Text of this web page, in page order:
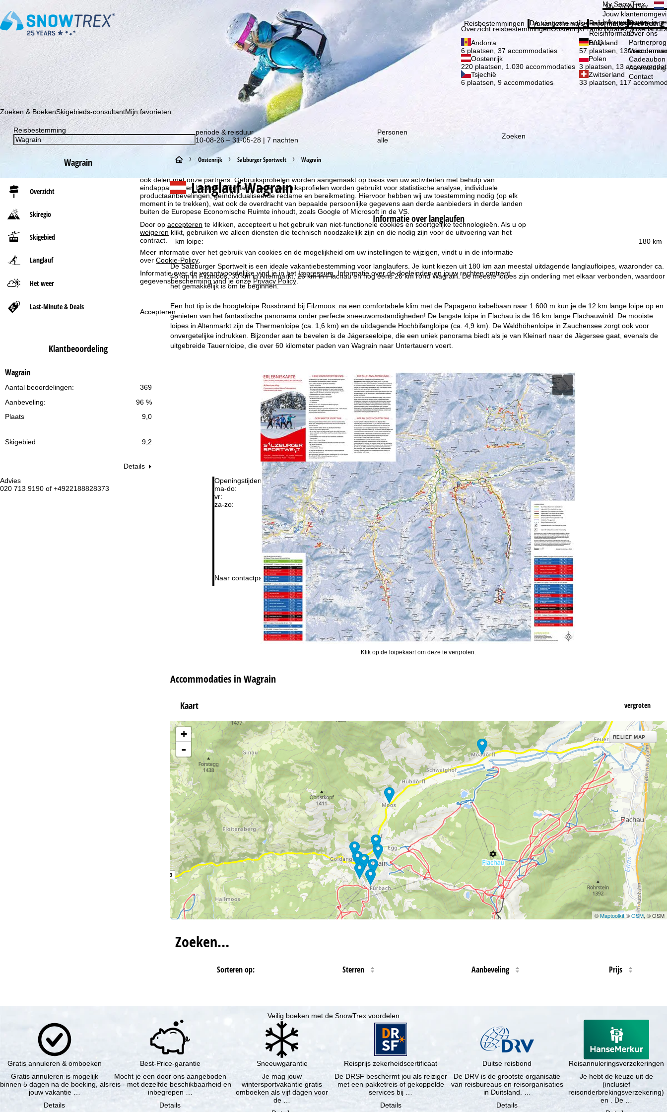
Cookie-informatie
ook delen met onze partners. Gebruiksprofielen worden aangemaakt op basis van uw activiteiten met behulp van
eindapparaat- en browserinformatie. Deze gebruiksprofielen worden gebruikt voor statistische analyse, individuele
productaanbevelingen, geïndividualiseerde reclame en bereikmeting. Hiervoor hebben wij uw toestemming nodig (op elk
moment in te trekken), wat ook de overdracht van bepaalde persoonlijke gegevens aan derde aanbieders in derde landen
buiten de Europese Economische Ruimte inhoudt, zoals Google of Microsoft in de VS.
Door op accepteren te klikken, accepteert u het gebruik van niet-functionele cookies en soortgelijke technologieën. Als u op
weigeren klikt, gebruiken we alleen diensten die technisch noodzakelijk zijn en die nodig zijn voor de uitvoering van het
contract.
Meer informatie over het gebruik van cookies en de mogelijkheid om uw instellingen te wijzigen, vindt u in de informatie
over Cookie-Policy.
Informatie over de verantwoordelijke vind je in hetImpressum. Informatie over de doeleinden en jouw rechten omtrent
gegevensbescherming vind je onze Privacy Policy.
Accepteren
Advies
020 713 9190 of +4922188828373
Openingstijden
ma-do:
09:00-17:00
vr:
09:00-14:00
za-zo:
gesloten
Naar contactpagina
Advies
Schrijf je in voor onze nieuwsbrief en wees als eerste op de hoogte van onze kortingsacties!
My SnowTrex
My SnowTrex
Jouw
informatie over je
Reisbestemmingen
Overzicht reisbestemmingenOostenrijkFrankrijkItaliëZwitserland
Andorra
6 plaatsen, 37 accommodaties
Duitsland
57 plaatsen, 130
Oostenrijk
220 plaatsen, 1.030 accommodaties
Polen
3 plaatsen, 13
Tsjechië
6 plaatsen, 9 accommodaties
Zwitserland
33 plaatsen, 117
Vakantiethema's
De nieuwste artikelen in ons magazine
Informatie
Reisinformatie
Reisinformatie
FAQ
Het bedrijf
Over ons
Over ons
Cadeaubon
Contact
Zoeken & BoekenSkigebieds-consultantMijn favorieten
Reisbestemming
periode & reisduur
10-08-26 – 31-05-28 | 7 nachten
Personen
alle
Zoeken
Wagrain
Overzicht
Skiregio
Skigebied
Langlauf
Het weer
Last-Minute & Deals
Klantbeoordeling
Wagrain
369
Aantal beoordelingen:
96 %
Aanbeveling:
Plaats
9,0
Skigebied 9,2
Details
S
t
a
t
p
a
n
Oostenrijk Salzburger Sportwelt Wagrain
Langlauf Wagrain
Informatie over langlaufen
180 km
km loipe:
De Salzburger Sportwelt is een ideale vakantiebestemming voor langlaufers. Je kunt kiezen uit 180 km aan meestal uitdagende langlaufloipes, waaronder ca.
48 km in Filzmoos, 30 km in Altenmarkt, 26 km in Flachau en nog eens 26 km rond Wagrain. De meeste loipes zijn onderling met elkaar verbonden, waardoor
het gemakkelijk is om te beginnen.
Een hot tip is de hoogteloipe Rossbrand bij Filzmoos: na een comfortabele klim met de Papageno kabelbaan naar 1.600 m kun je de 12 km lange loipe op en
genieten van het fantastische panorama onder perfecte sneeuwomstandigheden! De langste loipe in Flachau is de 16 km lange Flachauwinkl. De mooiste
loipes in Altenmarkt zijn de Thermenloipe (ca. 1,6 km) en de uitdagende Hochbifangloipe (ca. 4,9 km). De Waldhöhenloipe in Zauchensee zorgt ook voor
onvergetelijke indrukken. Bijzonder aan te bevelen is de Jägerseeloipe, die een uniek panorama biedt als je van Kleinarl naar de Jägersee gaat, evenals de
uitgebreide Tauernloipe, die over 60 kilometer paden van Wagrain naar Untertauern voert.
Klik op de loipekaart om deze te vergroten.
Accommodaties in Wagrain
Kaart vergroten
+
-
RELIEF MAP
©Maptoolkit©OSM, © OSM
Zoeken…
Sorteren op: Sterren Aanbeveling Prijs
Veilig boeken met de SnowTrex voordelen
Gratis annuleren & omboeken
Gratis annuleren is mogelijk
binnen 5 dagen na de boeking, als
jouw vakantie …
Details
Best-Price-garantie
Mocht je een door ons aangeboden
reis - met dezelfde beschikbaarheid en
inbegrepen …
Details
Sneeuwgarantie
Je mag jouw
wintersportvakantie gratis
omboeken als vijf dagen voor
de …
Reisprijs zekerheidscertificaat
De DRSF beschermt jou als reiziger
met een pakketreis of gekoppelde
services bij …
Details
Duitse reisbond
De DRV is de grootste organisatie
van reisbureaus en reisorganisaties
in Duitsland. …
Details
Reisannuleringsverzekeringen
Je hebt de keuze uit de
(inclusief
reisonderbrekingsverzekering)
en . De …